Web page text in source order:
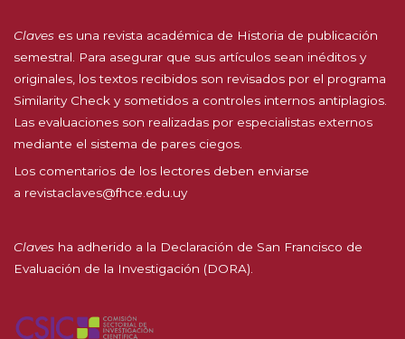
Claves es una revista académica de Historia de publicación
semestral. Para asegurar que sus artículos sean inéditos y
originales, los textos recibidos son revisados por el programa
Similarity Check y sometidos a controles internos antiplagios.
Las evaluaciones son realizadas por especialistas externos
mediante el sistema de pares ciegos.
Los comentarios de los lectores deben enviarse
a revistaclaves@fhce.edu.uy
Claves ha adherido a la Declaración de San Francisco de
Evaluación de la Investigación (DORA).